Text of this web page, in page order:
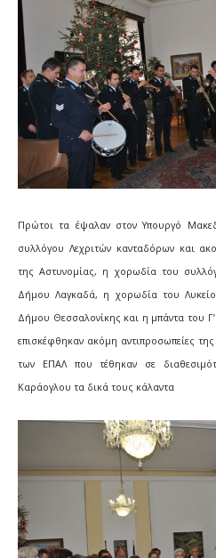
Πρώτοι τα έψαλαν στον Υπουργό
συλλόγου Λεχριτών κανταδόρων και
της Αστυνομίας, η χορωδία του
Δήμου Λαγκαδά, η χορωδία του
Δήμου Θεσσαλονίκης και η μπάντα του
επισκέφθηκαν ακόμη αντιπροσωπείες
των ΕΠΑΛ που τέθηκαν σε
Καράογλου τα δικά τους κάλαντα